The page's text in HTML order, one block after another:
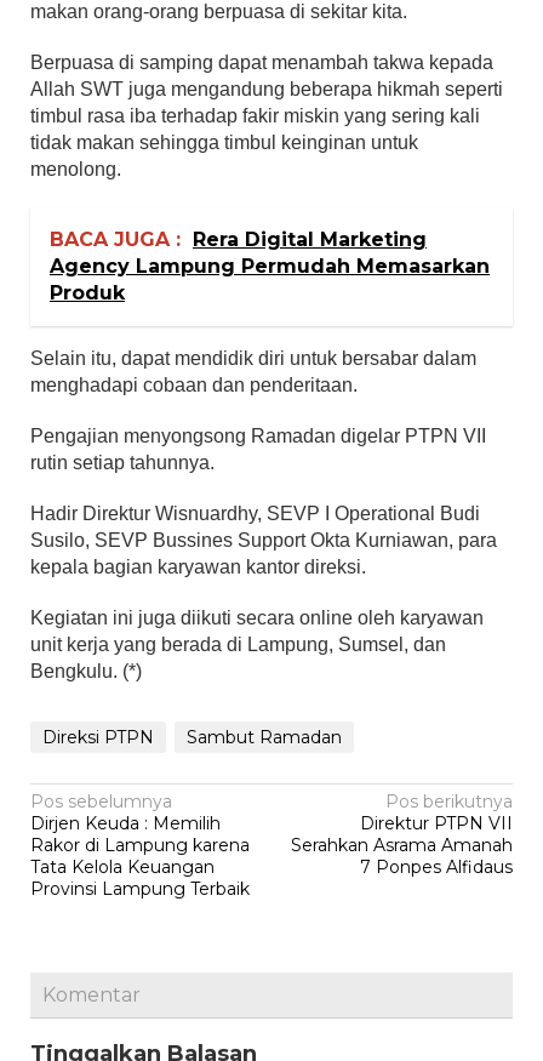
makan orang-orang berpuasa di sekitar kita.
Berpuasa di samping dapat menambah takwa kepada
Allah SWT juga mengandung beberapa hikmah seperti
timbul rasa iba terhadap fakir miskin yang sering kali
tidak makan sehingga timbul keinginan untuk
menolong.
BACA JUGA : Rera Digital Marketing
Agency Lampung Permudah Memasarkan
Produk
Selain itu, dapat mendidik diri untuk bersabar dalam
menghadapi cobaan dan penderitaan.
Pengajian menyongsong Ramadan digelar PTPN VII
rutin setiap tahunnya.
Hadir Direktur Wisnuardhy, SEVP I Operational Budi
Susilo, SEVP Bussines Support Okta Kurniawan, para
kepala bagian karyawan kantor direksi.
Kegiatan ini juga diikuti secara online oleh karyawan
unit kerja yang berada di Lampung, Sumsel, dan
Bengkulu. (*)
Direksi PTPN Sambut Ramadan
Navigasi
pos
Pos sebelumnya
Dirjen Keuda : Memilih
Rakor di Lampung karena
Tata Kelola Keuangan
Provinsi Lampung Terbaik
Pos berikutnya
Direktur PTPN VII
Serahkan Asrama Amanah
7 Ponpes Alfidaus
Komentar
Tinggalkan Balasan